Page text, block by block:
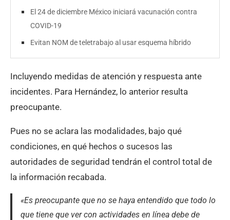
El 24 de diciembre México iniciará vacunación contra
COVID-19
Evitan NOM de teletrabajo al usar esquema híbrido
Incluyendo medidas de atención y respuesta ante
incidentes. Para Hernández, lo anterior resulta
preocupante.
Pues no se aclara las modalidades, bajo qué
condiciones, en qué hechos o sucesos las
autoridades de seguridad tendrán el control total de
la información recabada.
«Es preocupante que no se haya entendido que todo lo
que tiene que ver con actividades en línea debe de